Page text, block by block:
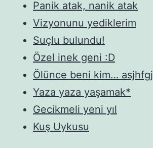
Panik atak, nanik atak
Vizyonunu yediklerim
Suçlu bulundu!
Özel inek geni :D
Ölünce beni kim… asjhfgj
Yaza yaza yaşamak*
Gecikmeli yeni yıl
Kuş Uykusu